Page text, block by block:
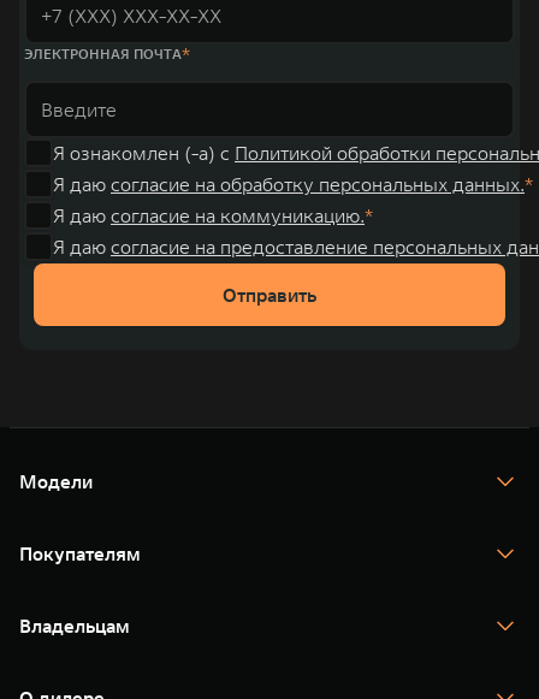
ЭЛЕКТРОННАЯ ПОЧТА
Я ознакомлен (-а) с Политикой обработки
Я даю согласие на обработку персональных данных.
Я даю согласие на коммуникацию.
Я даю согласие на предоставление персональных
Отправить
Модели
TANK 400
TANK 500
Покупателям
Тест-драйв
TANK Финансы
Корпоративным клиентам
Владельцам
Помощь на дороге